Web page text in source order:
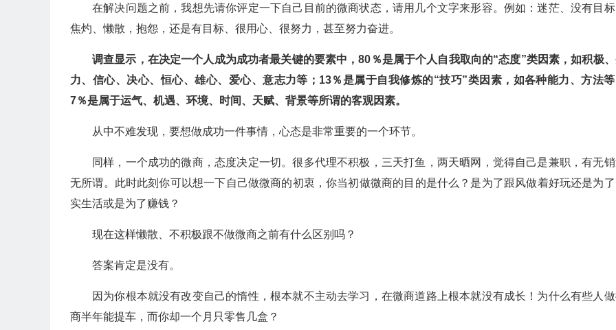
在解决问题之前，我想先请你评定一下自己目前的微商状态，请用几个文字来形容。例如：迷茫、没有目标
焦灼、懒散，抱怨，还是有目标、很用心、很努力，甚至努力奋进。
调查显示，在决定一个人成为成功者最关键的要素中，80％是属于个人自我取向的“态度”类因素，如积极
力、信心、决心、恒心、雄心、爱心、意志力等；13％是属于自我修炼的“技巧”类因素，如各种能力、方法等
7％是属于运气、机遇、环境、时间、天赋、背景等所谓的客观因素。
从中不难发现，要想做成功一件事情，心态是非常重要的一个环节。
同样，一个成功的微商，态度决定一切。很多代理不积极，三天打鱼，两天晒网，觉得自己是兼职，有无
无所谓。此时此刻你可以想一下自己做微商的初衷，你当初做微商的目的是什么？是为了跟风做着好玩还是为
实生活或是为了赚钱？
现在这样懒散、不积极跟不做微商之前有什么区别吗？
答案肯定是没有。
因为你根本就没有改变自己的惰性，根本就不主动去学习，在微商道路上根本就没有成长！为什么有些人
商半年能提车，而你却一个月只零售几盒？